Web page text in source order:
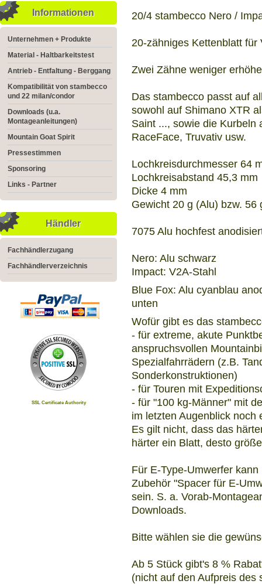
Informationen
Unternehmen + Produkte
Material - Haltbarkeitstest
Antrieb - Entfaltung - Berggang
Kompatibilität von stambecco
und 22 milan/condor
Downloads (u.a.
Montageanleitungen)
Mountain Goat Spirit
Pressestimmen
Sponsoring
Links - Partner
Händler
Fachhändlerzugang
Fachhändlerverzeichnis
SSL Certificate Authority
20/4 stambecco Nero /
20-zähniges Kettenblatt
Zwei Zähne weniger
Das stambecco passt auf
sowohl auf Shimano XTR
Saint ..., sowie die Kurbeln
RaceFace, Truvativ usw.
Lochkreisdurchmesser 64
Lochkreisabstand 45,3 mm
Dicke 4 mm
Gewicht 20 g (Alu) bzw. 56
7075 Alu hochfest
Nero: Alu schwarz
Impact: V2A-Stahl
Blue Fox: Alu cyanblau
unten
Wofür gibt es das
- für extreme, akute
anspruchsvollen
Spezialfahrrädern (z.B.
Sonderkonstruktionen)
- für Touren mit
- für "100 kg-Männer" mit
im letzten Augenblick noch
Es gilt nicht, dass das
härter ein Blatt, desto
Für E-Type-Umwerfer
Zubehör "Spacer für E-
sein. S. a. Vorab-
Downloads.
Bitte wählen sie die
Ab 5 Stück gibt's 8 %
(nicht auf den Aufpreis des